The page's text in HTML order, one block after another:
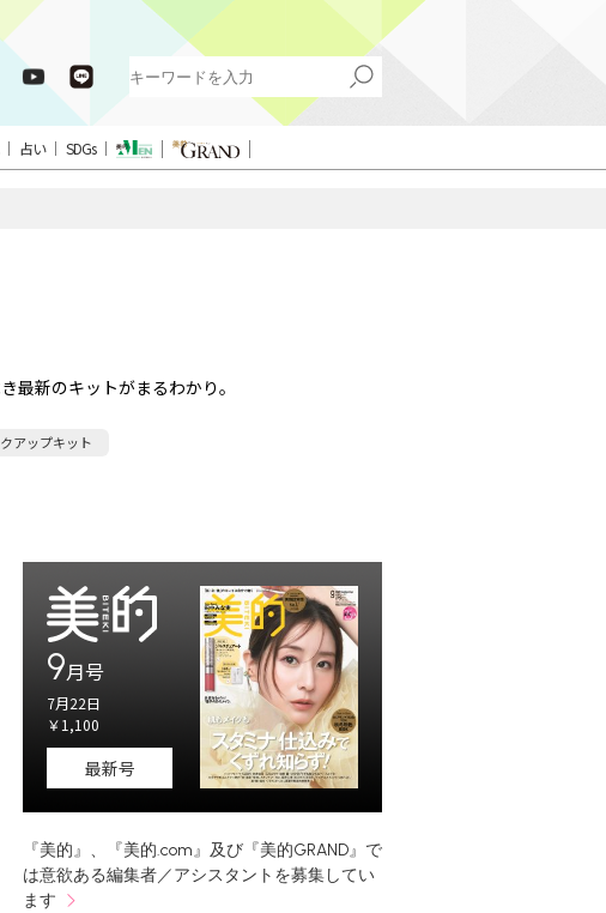
占い SDGs
最新のキットがまるわかり。
アップキット
9月号
7月22日
￥1,100
最新号
『美的』、『美的.com』及び『美的GRAND』で
は意欲ある編集者／アシスタントを募集してい
ます